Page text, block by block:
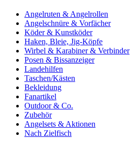
Angelruten & Angelrollen
Angelschnüre & Vorfächer
Köder & Kunstköder
Haken, Bleie, Jig-Köpfe
Wirbel & Karabiner & Verbinder
Posen & Bissanzeiger
Landehilfen
Taschen/Kästen
Bekleidung
Fanartikel
Outdoor & Co.
Zubehör
Angelsets & Aktionen
Nach Zielfisch